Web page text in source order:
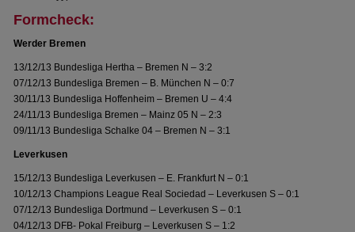
Formcheck:
Werder Bremen
13/12/13 Bundesliga Hertha – Bremen N – 3:2
07/12/13 Bundesliga Bremen – B. München N – 0:7
30/11/13 Bundesliga Hoffenheim – Bremen U – 4:4
24/11/13 Bundesliga Bremen – Mainz 05 N – 2:3
09/11/13 Bundesliga Schalke 04 – Bremen N – 3:1
Leverkusen
15/12/13 Bundesliga Leverkusen – E. Frankfurt N – 0:1
10/12/13 Champions League Real Sociedad – Leverkusen S – 0:1
07/12/13 Bundesliga Dortmund – Leverkusen S – 0:1
04/12/13 DFB- Pokal Freiburg – Leverkusen S – 1:2